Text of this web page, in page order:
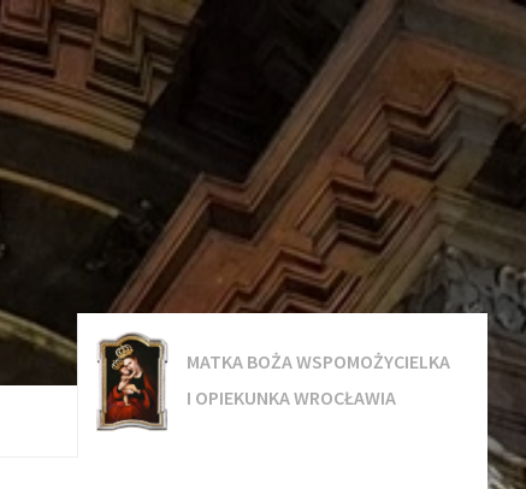
MATKA BOŻA WSPOMOŻYCIELKA
I OPIEKUNKA WROCŁAWIA